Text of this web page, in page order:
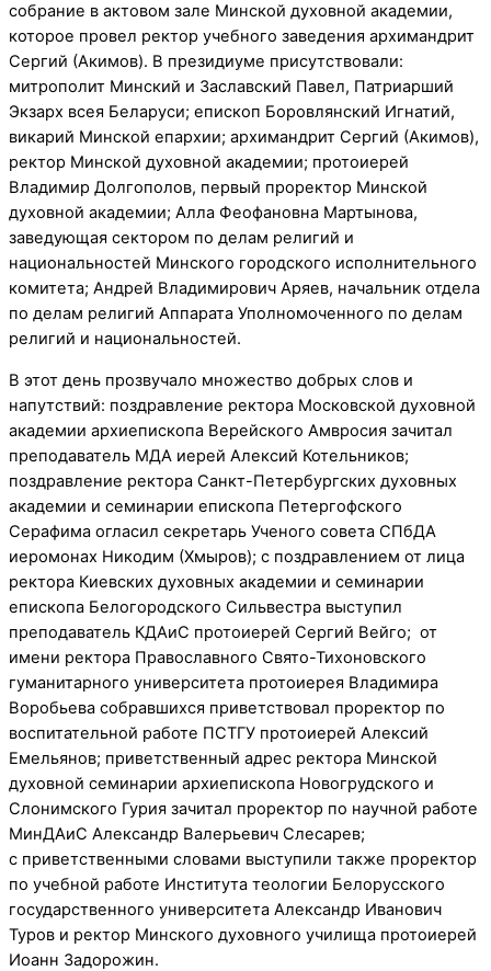
собрание в актовом зале Минской духовной академии,
которое провел ректор учебного заведения архимандрит
Сергий (Акимов). В президиуме присутствовали:
митрополит Минский и Заславский Павел, Патриарший
Экзарх всея Беларуси; епископ Боровлянский Игнатий,
викарий Минской епархии; архимандрит Сергий (Акимов),
ректор Минской духовной академии; протоиерей
Владимир Долгополов, первый проректор Минской
духовной академии; Алла Феофановна Мартынова,
заведующая сектором по делам религий и
национальностей Минского городского исполнительного
комитета; Андрей Владимирович Аряев, начальник отдела
по делам религий Аппарата Уполномоченного по делам
религий и национальностей.
В этот день прозвучало множество добрых слов и
напутствий: поздравление ректора Московской духовной
академии архиепископа Верейского Амвросия зачитал
преподаватель МДА иерей Алексий Котельников;
поздравление ректора Санкт-Петербургских духовных
академии и семинарии епископа Петергофского
Серафима огласил секретарь Ученого совета СПбДА
иеромонах Никодим (Хмыров); с поздравлением от лица
ректора Киевских духовных академии и семинарии
епископа Белогородского Сильвестра выступил
преподаватель КДАиС протоиерей Сергий Вейго; от
имени ректора Православного Свято-Тихоновского
гуманитарного университета протоиерея Владимира
Воробьева собравшихся приветствовал проректор по
воспитательной работе ПСТГУ протоиерей Алексий
Емельянов; приветственный адрес ректора Минской
духовной семинарии архиепископа Новогрудского и
Слонимского Гурия зачитал проректор по научной работе
МинДАиС Александр Валерьевич Слесарев;
с приветственными словами выступили также проректор
по учебной работе Института теологии Белорусского
государственного университета Александр Иванович
Туров и ректор Минского духовного училища протоиерей
Иоанн Задорожин.